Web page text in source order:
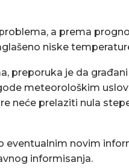
a prema
niske
preporuka je da
meteorološkim
neće prelaziti nula
eventualnim novim
informisanja.